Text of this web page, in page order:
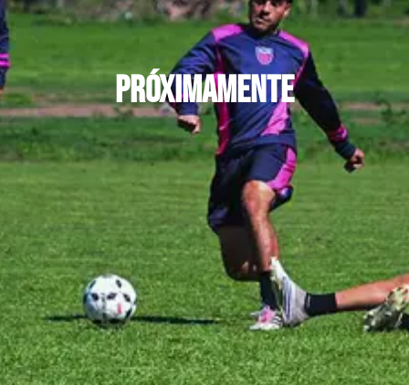
PRÓXIMAMENTE